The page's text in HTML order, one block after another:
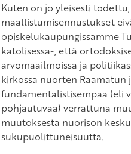
Kuten on jo yleisesti
maallistumisennustukset
opiskelukaupungissamme
katolisessa-, että
arvomaailmoissa ja
kirkossa nuorten
fundamentalistisempaa (eli
pohjautuvaa) verrattuna
muutoksesta nuorison
sukupuolittuneisuutta.